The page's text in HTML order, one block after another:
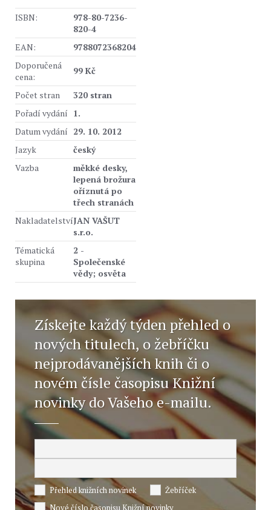
ISBN:
978-80-7236-
820-4
EAN:
9788072368204
Doporučená
cena:
99 Kč
Počet stran
320 stran
Pořadí vydání 1.
Datum vydání 29. 10. 2012
Jazyk
český
Vazba
měkké desky,
lepená brožura
oříznutá po
třech stranách
NakladatelstvíJAN VAŠUT
s.r.o.
Tématická
skupina
2 -
Společenské
vědy; osvěta
Získejte každý týden přehled o
nových titulech, o žebříčku
nejprodávanějších knih či o
novém čísle časopisu Knižní
novinky do Vašeho e-mailu.
Přehled knižních novinek
Žebříček
Nové číslo časopisu Knižní novinky